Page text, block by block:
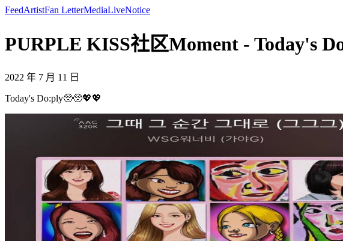
FeedArtistFan LetterMediaLiveNotice
PURPLE KISS社区Moment - Today's
2022 年 7 月 11 日
Today's Do:ply🥺🥺💖💖